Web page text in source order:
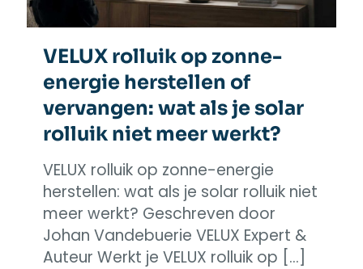
VELUX rolluik op zonne-
energie herstellen of
vervangen: wat als je solar
rolluik niet meer werkt?
VELUX rolluik op zonne-energie
herstellen: wat als je solar rolluik niet
meer werkt? Geschreven door
Johan Vandebuerie VELUX Expert &
Auteur Werkt je VELUX rolluik op […]